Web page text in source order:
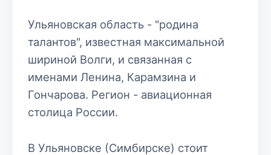
Ульяновская область - "родина
талантов", известная максимальной
шириной Волги, и связанная с
именами Ленина, Карамзина и
Гончарова. Регион - авиационная
столица России.
В Ульяновске (Симбирске) стоит